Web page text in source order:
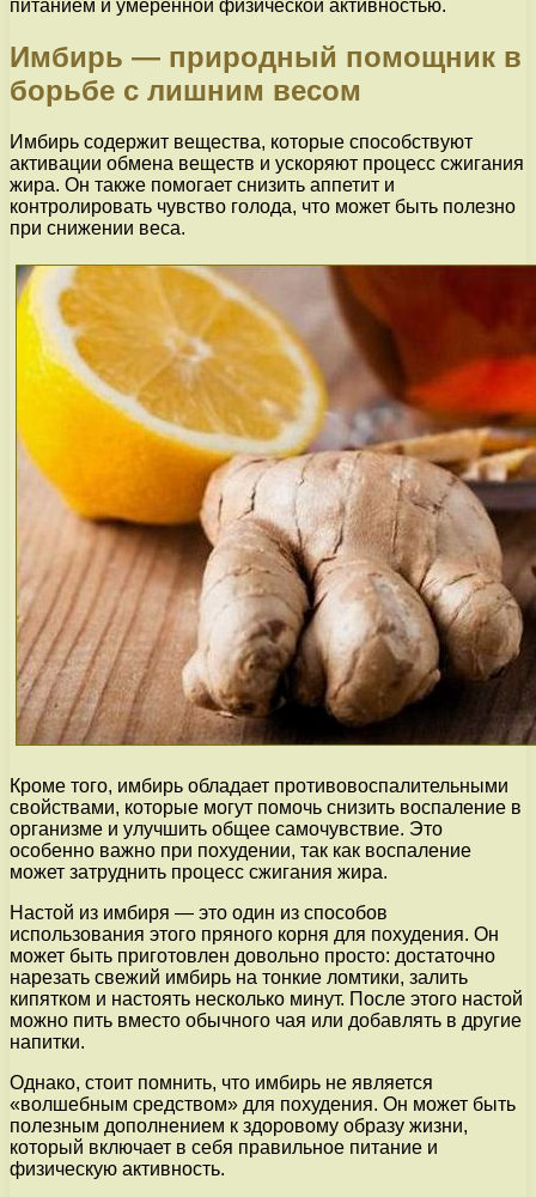
питанием и умеренной физической активностью.
Имбирь — природный помощник в
борьбе с лишним весом
Имбирь содержит вещества, которые способствуют
активации обмена веществ и ускоряют процесс сжигания
жира. Он также помогает снизить аппетит и
контролировать чувство голода, что может быть полезно
при снижении веса.
Кроме того, имбирь обладает противовоспалительными
свойствами, которые могут помочь снизить воспаление в
организме и улучшить общее самочувствие. Это
особенно важно при похудении, так как воспаление
может затруднить процесс сжигания жира.
Настой из имбиря — это один из способов
использования этого пряного корня для похудения. Он
может быть приготовлен довольно просто: достаточно
нарезать свежий имбирь на тонкие ломтики, залить
кипятком и настоять несколько минут. После этого настой
можно пить вместо обычного чая или добавлять в другие
напитки.
Однако, стоит помнить, что имбирь не является
«волшебным средством» для похудения. Он может быть
полезным дополнением к здоровому образу жизни,
который включает в себя правильное питание и
физическую активность.